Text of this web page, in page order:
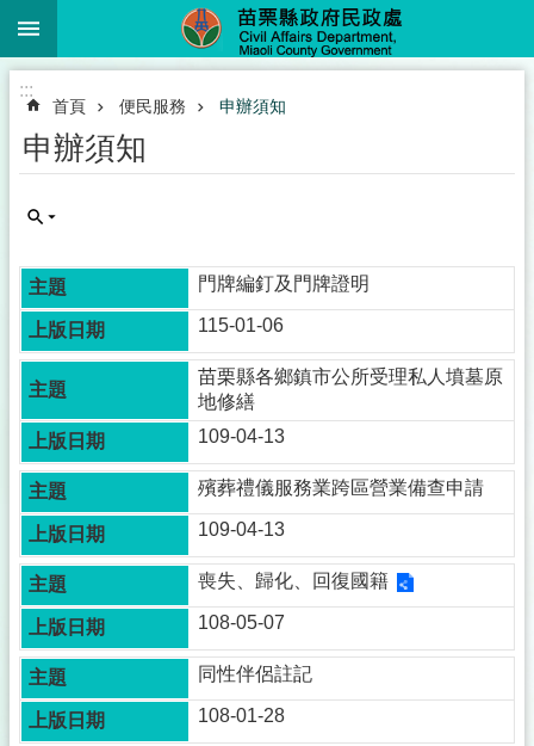
跳到主要內容區塊
階
搜
尋
務
簡
介
民
服
務
公
佈
欄
法
令
規
章
政
府
:::
首頁 便民服務 申辦須知
申辦須知
門牌編釘及門牌證明
115-01-06
苗栗縣各鄉鎮市公所受理私人墳墓原
地修繕
109-04-13
殯葬禮儀服務業跨區營業備查申請
109-04-13
喪失、歸化、回復國籍
108-05-07
同性伴侶註記
108-01-28